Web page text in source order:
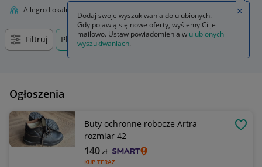
Allegro Lokalnie Odzież robocza i BHP
Filtruj Pleszew, Wielkopolskie, +0 km
Ogłoszenia
Buty ochronne robocze Artra
rozmiar 42
KUP TERAZ
140zł
Dodaj swoje wyszukiwania do ulubionych.
Gdy pojawią się nowe oferty, wyślemy Ci je
mailowo. Ustaw powiadomienia w ulubionych
wyszukiwaniach.